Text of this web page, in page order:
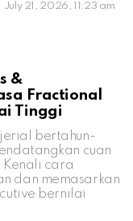
July 21, 2026, 11:23 am
&
Fractional
Tinggi
bertahun-
cuan
Kenali cara
dan memasarkan
bernilai